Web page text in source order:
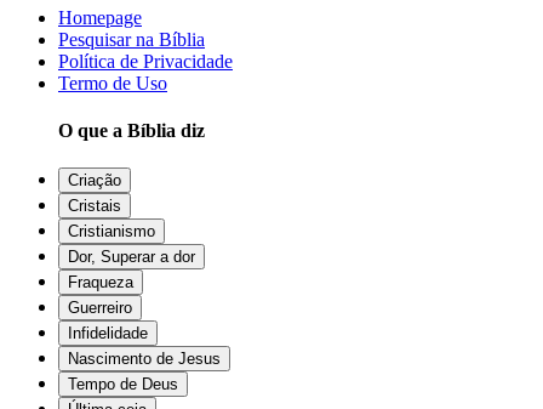
Homepage
Pesquisar na Bíblia
Política de Privacidade
Termo de Uso
O que a Bíblia diz
Criação
Cristais
Cristianismo
Dor, Superar a dor
Fraqueza
Guerreiro
Infidelidade
Nascimento de Jesus
Tempo de Deus